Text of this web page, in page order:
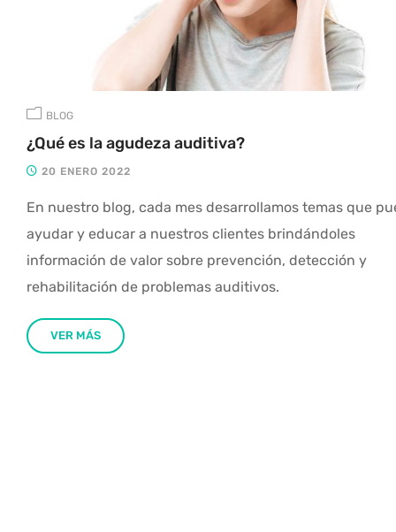
BLOG
¿Qué es la agudeza auditiva?
20 ENERO 2022
En nuestro blog, cada mes desarrollamos temas que
ayudar y educar a nuestros clientes brindándoles
información de valor sobre prevención, detección y
rehabilitación de problemas auditivos.
VER MÁS